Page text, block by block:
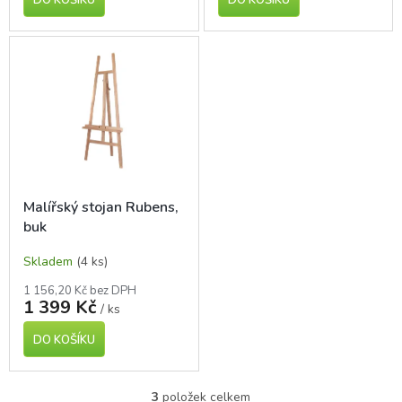
Malířský stojan Rubens,
buk
Skladem (4 ks)
1 156,20 Kč bez DPH
1 399 Kč / ks
DO KOŠÍKU
3 položek celkem